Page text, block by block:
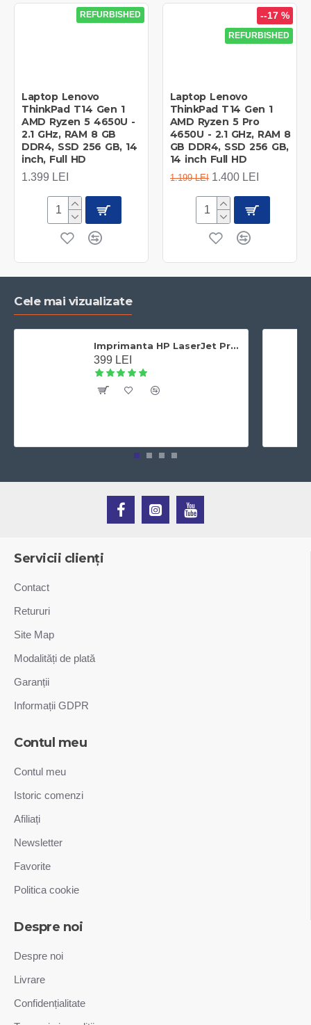
REFURBISHED
Laptop Lenovo
ThinkPad T14 Gen 1
AMD Ryzen 5 4650U -
2.1 GHz, RAM 8 GB
DDR4, SSD 256 GB, 14
inch, Full HD
1.399 LEI
REFURBISHED
--17 %
Laptop Lenovo
ThinkPad T14 Gen 1
AMD Ryzen 5 Pro
4650U - 2.1 GHz, RAM 8
GB DDR4, SSD 256 GB,
14 inch Full HD
1.199 LEI 1.400 LEI
Cele mai vizualizate
Imprimanta HP LaserJet Pro 400 M401dn laser alb-negru, A4,Duplex, Retea, 33 ppm
399 LEI
Servicii clienți
Contact
Retururi
Site Map
Modalități de plată
Garanții
Informații GDPR
Contul meu
Contul meu
Istoric comenzi
Afiliați
Newsletter
Favorite
Politica cookie
Despre noi
Despre noi
Livrare
Confidențialitate